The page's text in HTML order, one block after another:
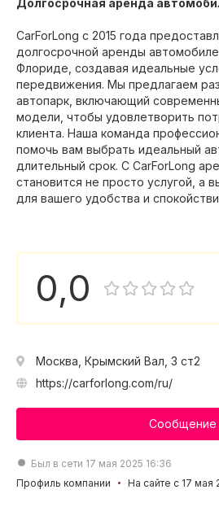
Долгосрочная аренда
CarForLong с 2015 года
долгосрочной аренды
Флориде, создавая идеальные
передвижения. Мы предлагаем
автопарк, включающий
модели, чтобы удовлетворить
клиента. Наша команда
помочь вам выбрать идеальный
длительный срок. С CarForLong
становится не просто услугой, а
для вашего удобства и
0,0
Москва, Крымский Вал, 3 ст2
https://carforlong.com/ru/
Сообщение
Был в сети 17 мая 2025 16:36
Профиль компании
На сайте с 17 мая